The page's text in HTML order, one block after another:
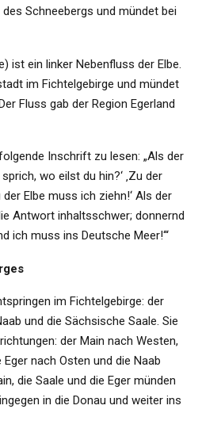
Schneebergs und mündet bei
ist ein linker Nebenfluss der Elbe.
im Fichtelgebirge und mündet
Fluss gab der Region Egerland
Inschrift zu lesen: „Als der
wo eilst du hin?‘ ‚Zu der
der Elbe muss ich ziehn!‘ Als der
Antwort inhaltsschwer; donnernd
ich muss ins Deutsche Meer!‘“
im Fichtelgebirge: der
und die Sächsische Saale. Sie
der Main nach Westen,
nach Osten und die Naab
die Saale und die Eger münden
in die Donau und weiter ins